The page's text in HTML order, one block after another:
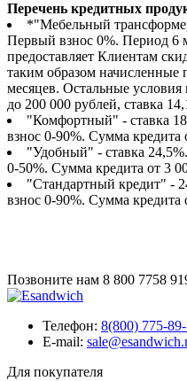
Перечень кредитных
*"Мебельный
Первый взнос 0%. Период 6
предоставляет Клиентам
таким образом начисленные
месяцев. Остальные условия
до 200 000 рублей, ставка
"Комфортный" - ставка
взнос 0-90%. Сумма кредита
"Удобный" - ставка
0-50%. Сумма кредита от 3
"Стандартный кредит" -
взнос 0-90%. Сумма кредита
Позвоните нам 8 800 7758
Телефон: 8(800) 775-
E-mail:
Для покупателя